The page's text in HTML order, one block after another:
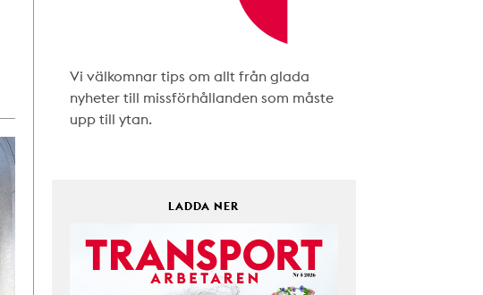
Vi välkomnar tips om allt från glada
nyheter till missförhållanden som måste
upp till ytan.
LADDA NER